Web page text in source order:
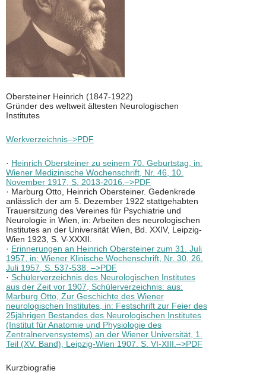
Obersteiner Heinrich (1847-1922)
Gründer des weltweit ältesten Neurologischen
Institutes
Werkverzeichnis–>PDF
· Heinrich Obersteiner zu seinem 70. Geburtstag, in:
Wiener Medizinische Wochenschrift, Nr. 46, 10.
November 1917, S. 2013-2016.–>PDF
· Marburg Otto, Heinrich Obersteiner. Gedenkrede
anlässlich der am 5. Dezember 1922 stattgehabten
Trauersitzung des Vereines für Psychiatrie und
Neurologie in Wien, in: Arbeiten des neurologischen
Institutes an der Universität Wien, Bd. XXIV, Leipzig-
Wien 1923, S. V-XXXII.
· Erinnerungen an Heinrich Obersteiner zum 31. Juli
1957, in: Wiener Klinische Wochenschrift, Nr. 30, 26.
Juli 1957, S. 537-538. –>PDF
· Schülerverzeichnis des Neurologischen Institutes
aus der Zeit vor 1907, Schülerverzeichnis: aus:
Marburg Otto, Zur Geschichte des Wiener
neurologischen Institutes, in: Festschrift zur Feier des
25jährigen Bestandes des Neurologischen Institutes
(Institut für Anatomie und Physiologie des
Zentralnervensystems) an der Wiener Universität, 1.
Teil (XV. Band), Leipzig-Wien 1907. S. VI-XIII.–>PDF
Kurzbiografie